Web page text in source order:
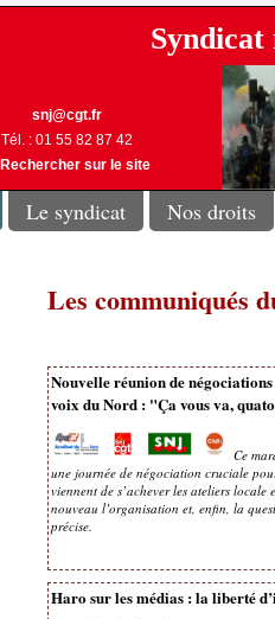
snj@cgt.fr
Tél. : 01 55 82 87 42
Rechercher sur le site
Le syndicat Nos droits
Les communiqués
Nouvelle réunion de
voix du Nord : "Ça vous va,
Ce
une journée de négociation cruciale
viennent de s’achever les ateliers
nouveau l’organisation et, enfin, la
précise.
Haro sur les médias : la liberté